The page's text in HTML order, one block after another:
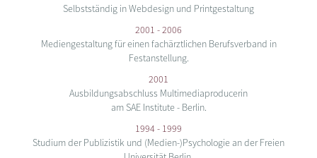
Selbstständig in Webdesign und Printgestaltung
2001 - 2006
Mediengestaltung für einen fachärztlichen Berufsverband in
Festanstellung.
2001
Ausbildungsabschluss Multimediaproducerin
am SAE Institute - Berlin.
1994 - 1999
Studium der Publizistik und (Medien-)Psychologie an der Freien